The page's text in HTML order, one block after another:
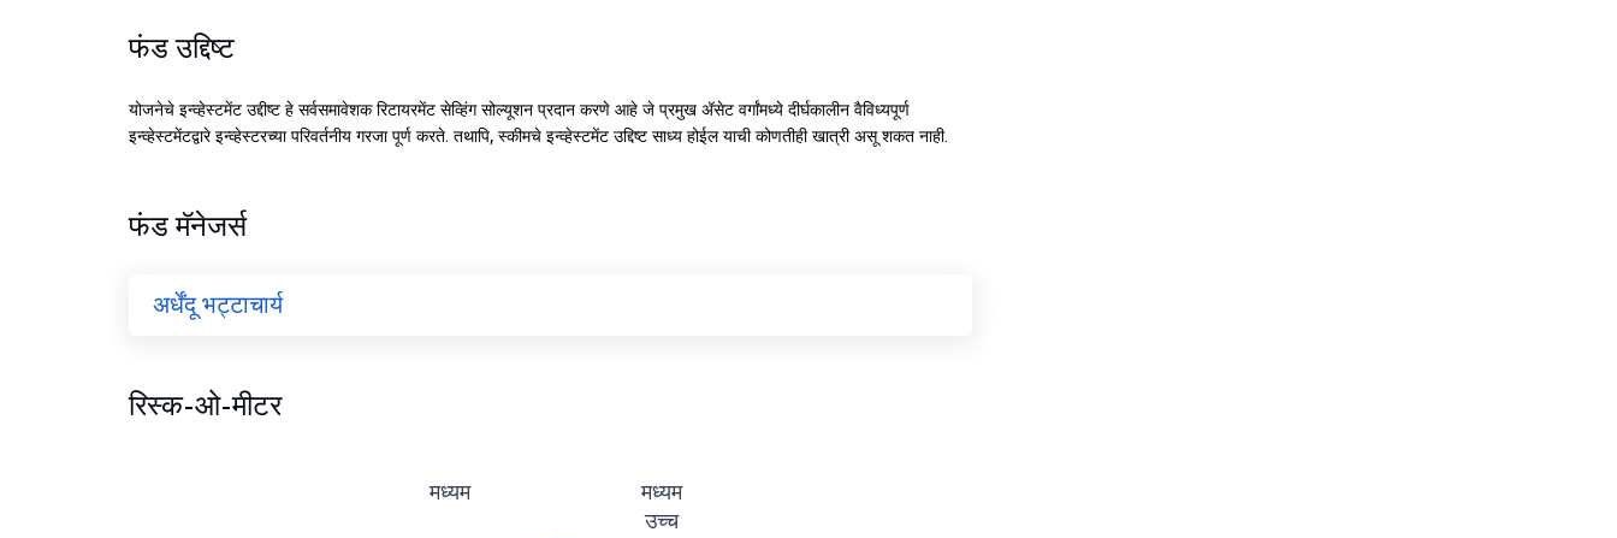
फंड उद्दिष्ट
योजनेचे इन्व्हेस्टमेंट उद्दीष्ट हे सर्वसमावेशक रिटायरमेंट सेव्हिंग सोल्यूशन प्रदान करणे आहे जे प्रमुख ॲसेट वर्गांमध्ये दीर्घकालीन वैविध्यपूर्ण
इन्व्हेस्टमेंटद्वारे इन्व्हेस्टरच्या परिवर्तनीय गरजा पूर्ण करते. तथापि, स्कीमचे इन्व्हेस्टमेंट उद्दिष्ट साध्य होईल याची कोणतीही खात्री असू शकत नाही.
फंड मॅनेजर्स
अर्धेंदू भट्टाचार्य
रिस्क-ओ-मीटर
मध्यम
मध्यम
उच्च